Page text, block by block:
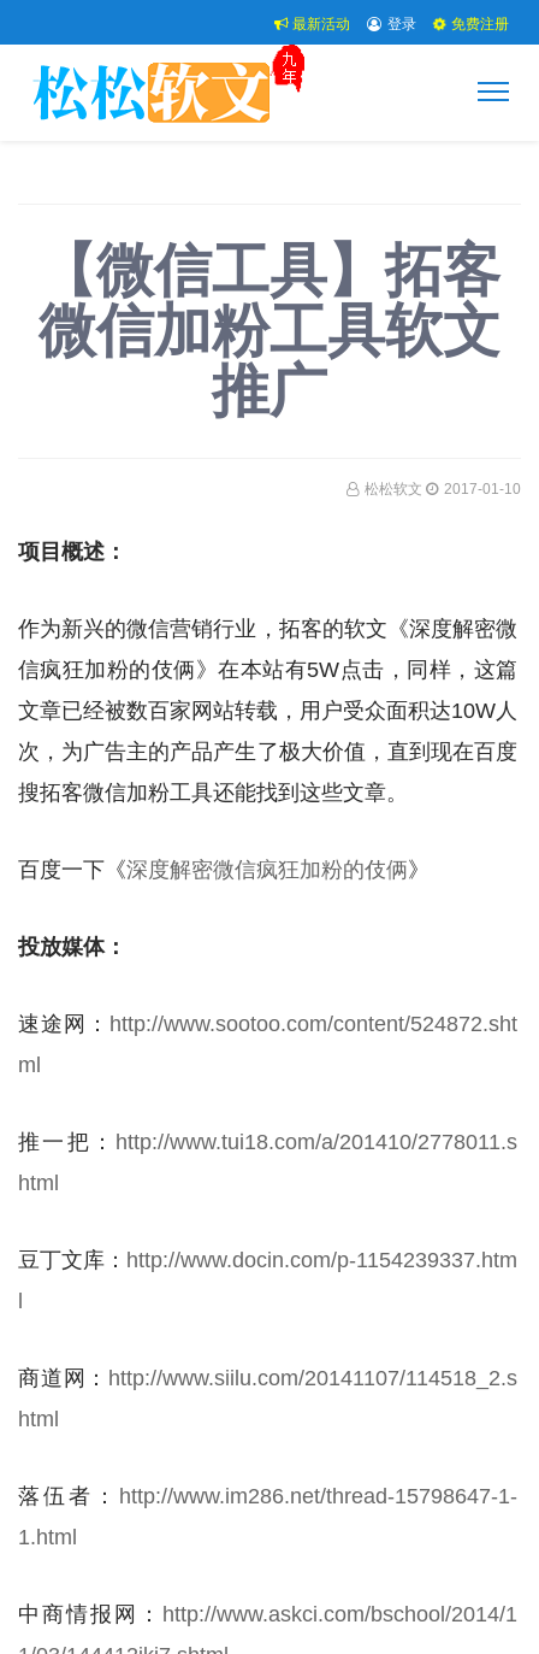
最新活动 登录 免费注册
【微信工具】拓客
微信加粉工具软文
推广
松松软文 2017-01-10
项目概述：
作为新兴的微信营销行业，拓客的软文《深度解密微
信疯狂加粉的伎俩》在本站有5W点击，同样，这篇
文章已经被数百家网站转载，用户受众面积达10W人
次，为广告主的产品产生了极大价值，直到现在百度
搜拓客微信加粉工具还能找到这些文章。
百度一下《深度解密微信疯狂加粉的伎俩》
投放媒体：
速途网： http://www.sootoo.com/content/524872.sht
ml
推一把： http://www.tui18.com/a/201410/2778011.s
html
豆丁文库： http://www.docin.com/p-1154239337.htm
商道网： http://www.siilu.com/20141107/114518_2.s
html
落伍者： http://www.im286.net/thread-15798647-1-
1.html
中商情报网： http://www.askci.com/bschool/2014/1